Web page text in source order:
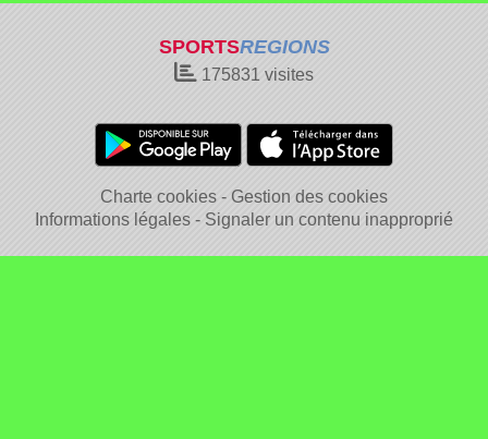
SPORTSREGIONS
175831 visites
Charte cookies
Gestion des cookies
Informations légales
Signaler un contenu inapproprié